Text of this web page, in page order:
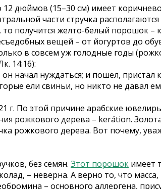
дюймов (15–30 см) имеет
части стручка
получится желто-белый порошок
вещей – от йогуртов до
в совсем уж голодные годы
14:16):
начал нуждаться; и пошел,
ели свиньи, но никто не давал
По этой причине арабские
рожкового дерева – kerátion.
рожкового дерева. Вот почему,
без семян. Этот порошок имеет
– неверна. А верно то, что
– основного аллергена,